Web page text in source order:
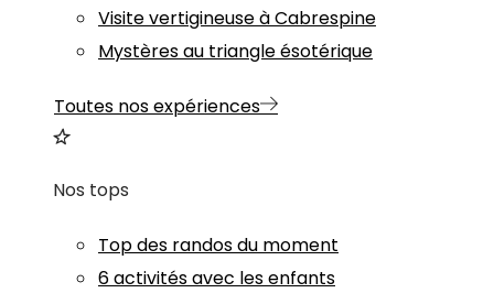
Visite vertigineuse à Cabrespine
Mystères au triangle ésotérique
Toutes nos expériences
Nos tops
Top des randos du moment
6 activités avec les enfants